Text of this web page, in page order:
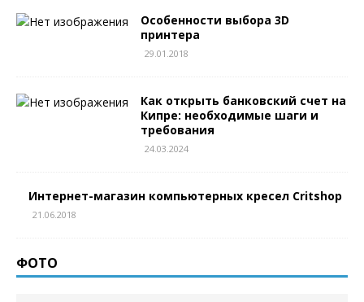
Особенности выбора 3D
принтера
29.01.2018
Как открыть банковский счет на
Кипре: необходимые шаги и
требования
24.03.2024
Интернет-магазин компьютерных кресел Critshop
21.06.2018
ФОТО